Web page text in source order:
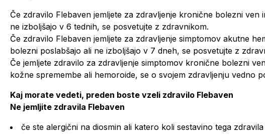
Če zdravilo Flebaven jemljete za zdravljenje kronične bolezni ven
ne izboljšajo v 6 tednih, se posvetujte z zdravnikom.
Če zdravilo Flebaven jemljete za zdravljenje simptomov akutne
bolezni poslabšajo ali ne izboljšajo v 7 dneh, se posvetujte z
Če jemljete zdravilo za zdravljenje simptomov kronične bolezni
kožne spremembe ali hemoroide, se o svojem zdravljenju vedno
Kaj morate vedeti, preden boste vzeli zdravilo Flebaven
Ne jemljite zdravila Flebaven
če ste alergični na diosmin ali katero koli sestavino tega